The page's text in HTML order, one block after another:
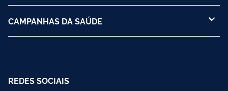
CAMPANHAS DA SAÚDE
REDES SOCIAIS